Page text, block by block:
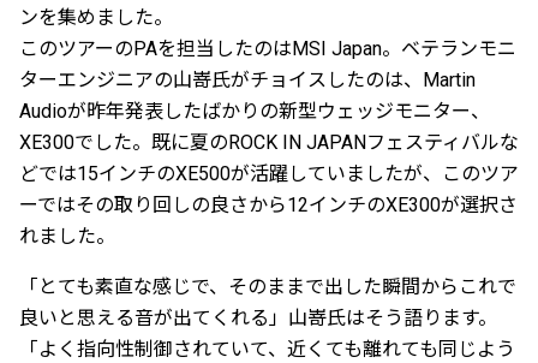
ンを集めました。
このツアーのPAを担当したのはMSI Japan。ベテランモニ
ターエンジニアの山嵜氏がチョイスしたのは、Martin
Audioが昨年発表したばかりの新型ウェッジモニター、
XE300でした。既に夏のROCK IN JAPANフェスティバルな
どでは15インチのXE500が活躍していましたが、このツア
ーではその取り回しの良さから12インチのXE300が選択さ
れました。
「とても素直な感じで、そのままで出した瞬間からこれで
良いと思える音が出てくれる」山嵜氏はそう語ります。
「よく指向性制御されていて、近くても離れても同じよう